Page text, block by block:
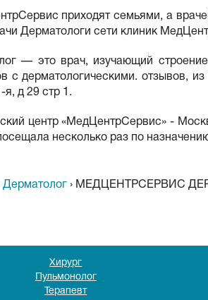
приходят семьями, а
Дерматологи сети клиник
— это врач, изучающий
с дерматологическими. отзывов,
я, д 29 стр 1.
центр «МедЦентрСервис» -
несколько раз по
Дерматолог › МЕДЦЕНТРСЕРВИС
Хирург
Пульмонолог
Терапевт